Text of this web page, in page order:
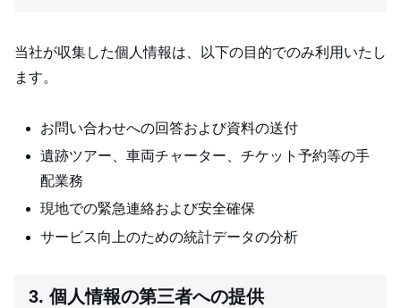
当社が収集した個人情報は、以下の目的でのみ利用いたし
ます。
お問い合わせへの回答および資料の送付
遺跡ツアー、車両チャーター、チケット予約等の手
配業務
現地での緊急連絡および安全確保
サービス向上のための統計データの分析
3. 個人情報の第三者への提供